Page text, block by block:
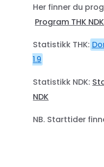
Her finner du
Program THK
Statistikk THK:
1.9
Statistikk NDK:
NDK
NB. Starttider